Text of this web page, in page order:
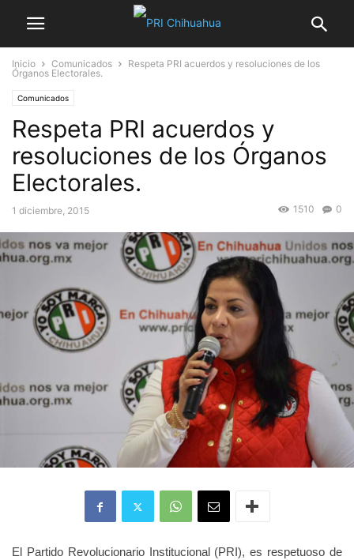
Inicio Comunicados
Respeta PRI acuerdos y resoluciones de los
Órganos Electorales.
Comunicados
Respeta PRI acuerdos y
resoluciones de los Órganos
Electorales.
1 diciembre, 2015 0
1510
El Partido Revolucionario Institucional (PRI), es respetuoso de